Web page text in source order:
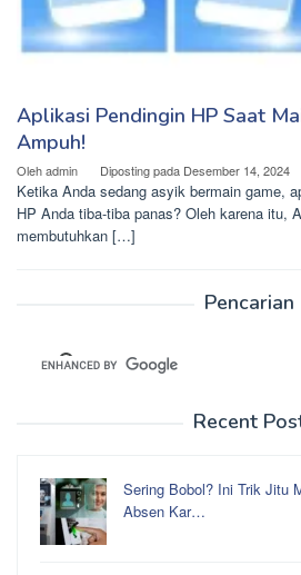
Aplikasi Pendingin HP Saat
Ampuh!
Olehadmin Diposting pada Desember 14, 2024
Ketika Anda sedang asyik bermain game,
HP Anda tiba-tiba panas? Oleh karena itu,
membutuhkan […]
Pencarian
Recent
Sering Bobol? Ini Trik Jitu
Absen Kar…